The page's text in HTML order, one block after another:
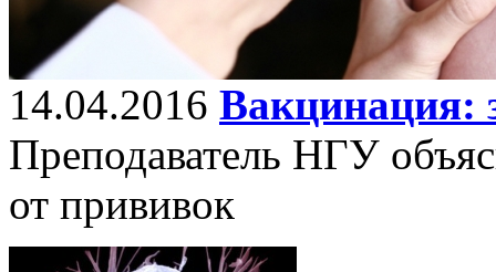
14.04.2016 Вакцинация:
Преподаватель НГУ
от прививок